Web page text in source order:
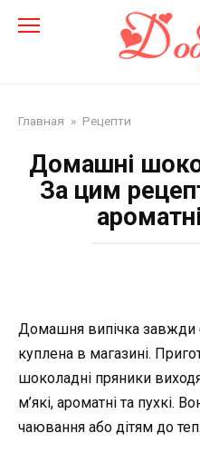
Главная » Рецепти
Домашні
За цим
Домашня випічка
куплена в магазині.
шоколадні пряники
м’які, ароматні та пухкі.
чаювання або дітям до